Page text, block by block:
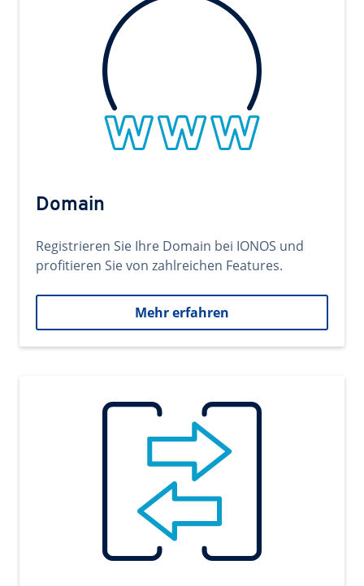
Domain
Registrieren Sie Ihre Domain bei IONOS und
profitieren Sie von zahlreichen Features.
Mehr erfahren